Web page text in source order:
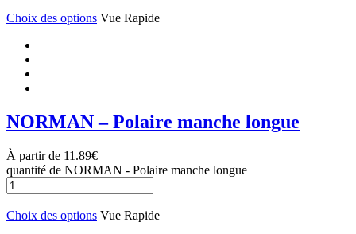
Choix des options Vue Rapide
NORMAN – Polaire manche longue
À partir de 11.89€
quantité de NORMAN - Polaire manche longue
Choix des options Vue Rapide